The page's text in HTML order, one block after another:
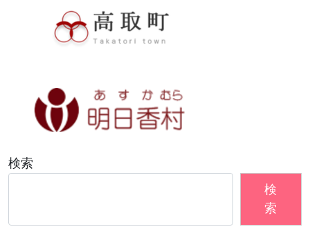
検索
検
索